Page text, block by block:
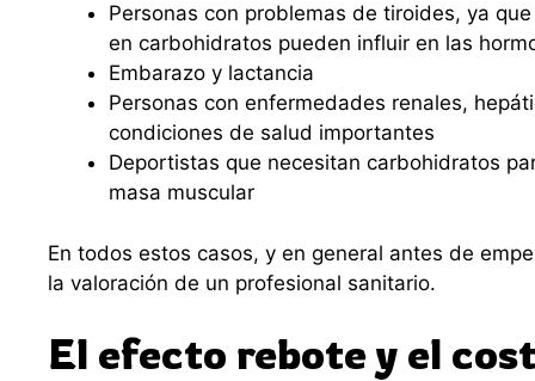
Personas con problemas de tiroides, ya
en carbohidratos pueden influir en las
Embarazo y lactancia
Personas con enfermedades renales,
condiciones de salud importantes
Deportistas que necesitan carbohidratos
masa muscular
En todos estos casos, y en general antes de
la valoración de un profesional sanitario.
El efecto rebote y el